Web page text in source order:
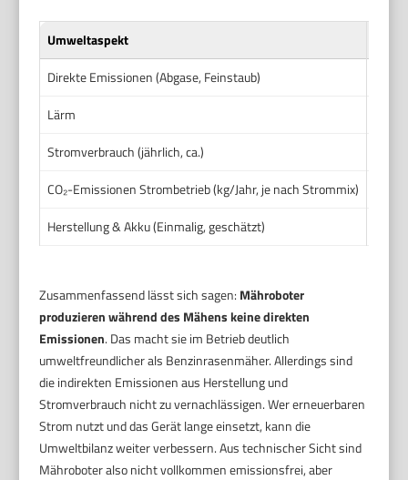
Umweltaspekt
Direkte Emissionen (Abgase, Feinstaub)
Lärm
Stromverbrauch (jährlich, ca.)
CO₂-Emissionen Strombetrieb (kg/Jahr, je nach Strommix)
Herstellung & Akku (Einmalig, geschätzt)
Zusammenfassend lässt sich sagen: Mähroboter
produzieren während des Mähens keine direkten
Emissionen. Das macht sie im Betrieb deutlich
umweltfreundlicher als Benzinrasenmäher. Allerdings sind
die indirekten Emissionen aus Herstellung und
Stromverbrauch nicht zu vernachlässigen. Wer erneuerbaren
Strom nutzt und das Gerät lange einsetzt, kann die
Umweltbilanz weiter verbessern. Aus technischer Sicht sind
Mähroboter also nicht vollkommen emissionsfrei, aber